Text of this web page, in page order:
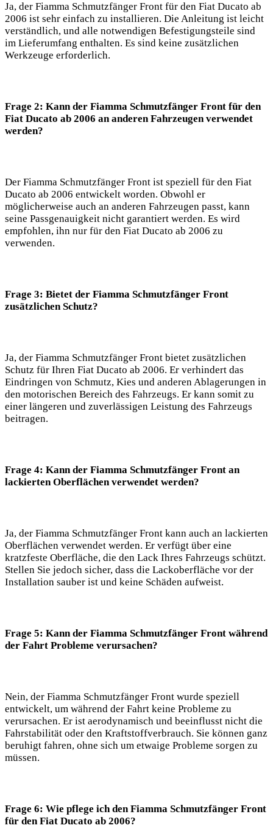
Ja, der Fiamma Schmutzfänger Front für den Fiat Ducato ab
2006 ist sehr einfach zu installieren. Die Anleitung ist leicht
verständlich, und alle notwendigen Befestigungsteile sind
im Lieferumfang enthalten. Es sind keine zusätzlichen
Werkzeuge erforderlich.
Frage 2: Kann der Fiamma Schmutzfänger Front für den
Fiat Ducato ab 2006 an anderen Fahrzeugen verwendet
werden?
Der Fiamma Schmutzfänger Front ist speziell für den Fiat
Ducato ab 2006 entwickelt worden. Obwohl er
möglicherweise auch an anderen Fahrzeugen passt, kann
seine Passgenauigkeit nicht garantiert werden. Es wird
empfohlen, ihn nur für den Fiat Ducato ab 2006 zu
verwenden.
Frage 3: Bietet der Fiamma Schmutzfänger Front
zusätzlichen Schutz?
Ja, der Fiamma Schmutzfänger Front bietet zusätzlichen
Schutz für Ihren Fiat Ducato ab 2006. Er verhindert das
Eindringen von Schmutz, Kies und anderen Ablagerungen in
den motorischen Bereich des Fahrzeugs. Er kann somit zu
einer längeren und zuverlässigen Leistung des Fahrzeugs
beitragen.
Frage 4: Kann der Fiamma Schmutzfänger Front an
lackierten Oberflächen verwendet werden?
Ja, der Fiamma Schmutzfänger Front kann auch an lackierten
Oberflächen verwendet werden. Er verfügt über eine
kratzfeste Oberfläche, die den Lack Ihres Fahrzeugs schützt.
Stellen Sie jedoch sicher, dass die Lackoberfläche vor der
Installation sauber ist und keine Schäden aufweist.
Frage 5: Kann der Fiamma Schmutzfänger Front während
der Fahrt Probleme verursachen?
Nein, der Fiamma Schmutzfänger Front wurde speziell
entwickelt, um während der Fahrt keine Probleme zu
verursachen. Er ist aerodynamisch und beeinflusst nicht die
Fahrstabilität oder den Kraftstoffverbrauch. Sie können ganz
beruhigt fahren, ohne sich um etwaige Probleme sorgen zu
müssen.
Frage 6: Wie pflege ich den Fiamma Schmutzfänger Front
für den Fiat Ducato ab 2006?